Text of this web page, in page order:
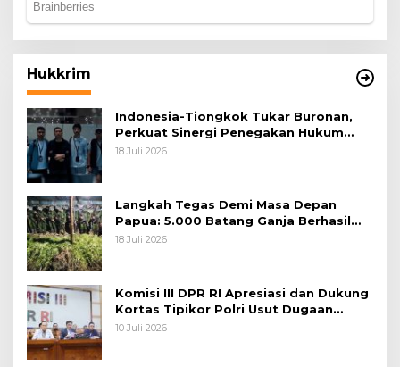
Hukkrim
Indonesia-Tiongkok Tukar Buronan,
Perkuat Sinergi Penegakan Hukum
Lintas Negara
18 Juli 2026
Langkah Tegas Demi Masa Depan
Papua: 5.000 Batang Ganja Berhasil
Diungkap Koops TNI Habema
18 Juli 2026
Komisi III DPR RI Apresiasi dan Dukung
Kortas Tipikor Polri Usut Dugaan
Korupsi Batu Bara
10 Juli 2026